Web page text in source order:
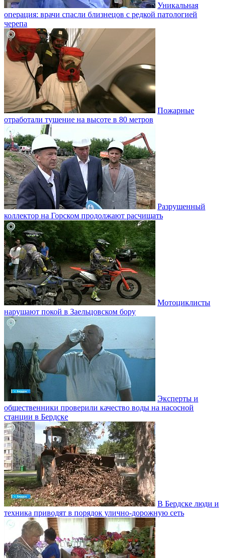
Уникальная
операция: врачи спасли близнецов с редкой патологией
черепа
Пожарные
отработали тушение на высоте в 80 метров
Разрушенный
коллектор на Горском продолжают расчищать
Мотоциклисты
нарушают покой в Заельцовском бору
Эксперты и
общественники проверили качество воды на насосной
станции в Бердске
В Бердске люди и
техника приводят в порядок улично‑дорожную сеть